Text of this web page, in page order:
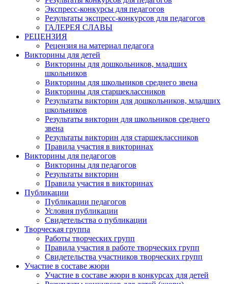
Экспресс-конкурсы для педагогов
Результаты экспресс-конкурсов для педагогов
ГАЛЕРЕЯ СЛАВЫ
РЕЦЕНЗИЯ
Рецензия на материал педагога
Викторины для детей
Викторины для дошкольников, младших
школьников
Викторины для школьников среднего звена
Викторины для старшеклассников
Результаты викторин для дошкольников, младших
школьников
Результаты викторин для школьников среднего
звена
Результаты викторин для старшеклассников
Правила участия в викторинах
Викторины для педагогов
Викторины для педагогов
Результаты викторин
Правила участия в викторинах
Публикации
Публикации педагогов
Условия публикации
Свидетельства о публикации
Творческая группа
Работы творческих групп
Правила участия в работе творческих групп
Свидетельства участников творческих групп
Участие в составе жюри
Участие в составе жюри в конкурсах для детей